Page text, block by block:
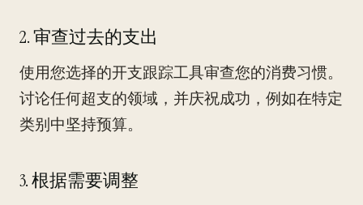
2. 审查过去的支出
使用您选择的开支跟踪工具审查您的消费习惯。
讨论任何超支的领域，并庆祝成功，例如在特定
类别中坚持预算。
3. 根据需要调整